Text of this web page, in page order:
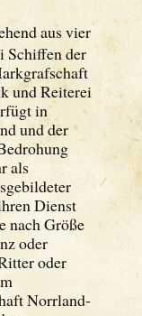
aus vier
Schiffen der
und Reiterei
in
und der
als
Dienst
nach Größe
oder
oder
Norrland-